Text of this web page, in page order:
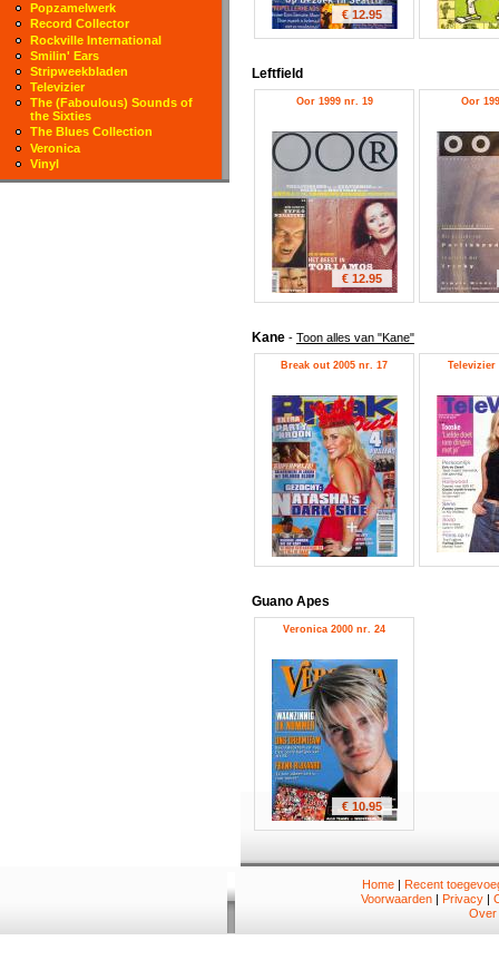
€ 12.95
Leftfield
Oor 1999 nr. 19
€ 12.95
Oor
Kane - Toon alles van "Kane"
Break out 2005 nr. 17 Televizier
Guano Apes
Veronica 2000 nr. 24
€ 10.95
Popzamelwerk
Record Collector
Rockville International
Smilin' Ears
Stripweekbladen
Televizier
The (Faboulous) Sounds of
the Sixties
The Blues Collection
Veronica
Vinyl
Home| Recent
Voorwaarden | Privacy |
Over